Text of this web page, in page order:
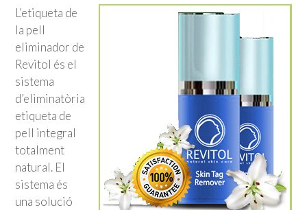
L’etiqueta de
la pell
eliminador de
Revitol és el
sistema
d’eliminatòria
etiqueta de
pell integral
totalment
natural. El
sistema és
una solució